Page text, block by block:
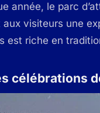
année, le parc
visiteurs une
est riche en
célébrations